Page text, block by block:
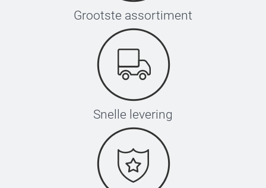
Grootste assortiment
Snelle levering